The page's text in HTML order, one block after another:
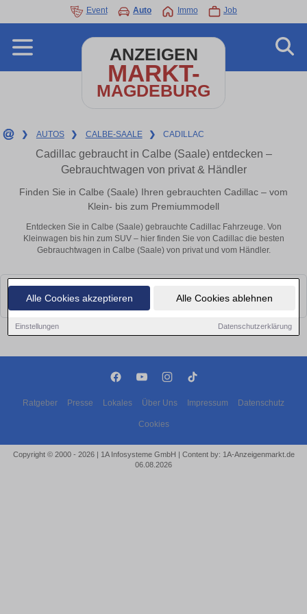
Alle Cookies akzeptieren Alle Cookies ablehnen
Einstellungen Datenschutzerklärung
Event Auto Immo Job
ANZEIGEN
MARKT-
MAGDEBURG
❯ AUTOS ❯ CALBE-SAALE ❯ CADILLAC
Cadillac gebraucht in Calbe (Saale) entdecken –
Gebrauchtwagen von privat & Händler
Finden Sie in Calbe (Saale) Ihren gebrauchten Cadillac – vom
Klein- bis zum Premiummodell
Entdecken Sie in Calbe (Saale) gebrauchte Cadillac Fahrzeuge. Von
Kleinwagen bis hin zum SUV – hier finden Sie von Cadillac die besten
Gebrauchtwagen in Calbe (Saale) von privat und vom Händler.
Leider konnten wir derzeit keine passenden Autos finden. Schauen Sie
bald wieder vorbei!
Ratgeber Presse Lokales Über Uns Impressum Datenschutz
Cookies
Copyright © 2000 - 2026 | 1A Infosysteme GmbH | Content by: 1A-Anzeigenmarkt.de
06.08.2026